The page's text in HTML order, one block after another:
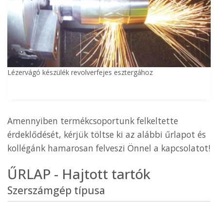
Lézervágó készülék revolverfejes esztergához
Amennyiben termékcsoportunk felkeltette
érdeklődését, kérjük töltse ki az alábbi űrlapot és
kollégánk hamarosan felveszi Önnel a kapcsolatot!
ŰRLAP - Hajtott tartók
Szerszámgép típusa